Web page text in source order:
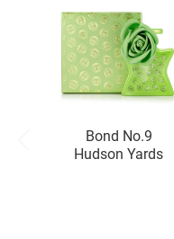
Bond No.9
Hudson Yards